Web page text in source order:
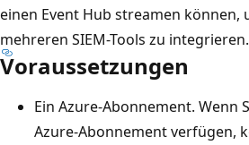
einen Event Hub streamen können,
mehreren SIEM-Tools zu integrieren.
Voraussetzungen
Ein Azure-Abonnement. Wenn
Azure-Abonnement verfügen,